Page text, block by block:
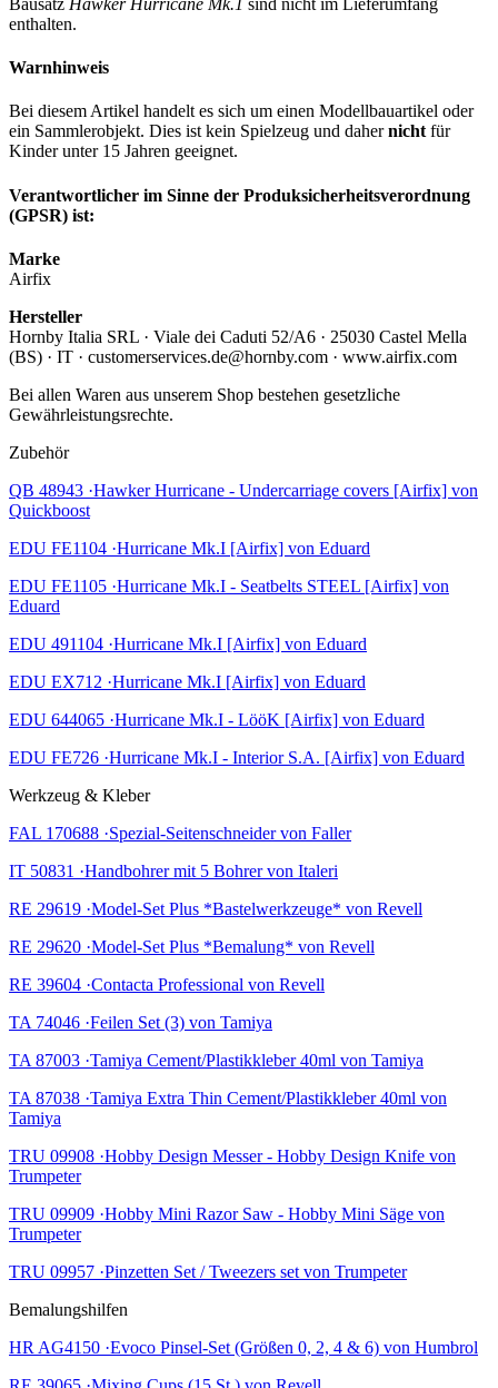
enthalten.
Warnhinweis
Bei diesem Artikel handelt es sich um einen Modellbauartikel oder
ein Sammlerobjekt. Dies ist kein Spielzeug und dahernicht für
Kinder unter 15 Jahren geeignet.
Verantwortlicher im Sinne der Produksicherheitsverordnung
(GPSR) ist:
Marke
Airfix
Hersteller
Hornby Italia SRL · Viale dei Caduti 52/A6 · 25030 Castel Mella
(BS) · IT · customerservices.de@hornby.com · www.airfix.com
Bei allen Waren aus unserem Shop bestehen gesetzliche
Gewährleistungsrechte.
Zubehör
QB 48943 ·Hawker Hurricane - Undercarriage covers [Airfix] von
Quickboost
EDU FE1104 ·Hurricane Mk.I [Airfix] von Eduard
EDU FE1105 ·Hurricane Mk.I - Seatbelts STEEL [Airfix] von
Eduard
EDU 491104 ·Hurricane Mk.I [Airfix] von Eduard
EDU EX712 ·Hurricane Mk.I [Airfix] von Eduard
EDU 644065 ·Hurricane Mk.I - LööK [Airfix] von Eduard
EDU FE726 ·Hurricane Mk.I - Interior S.A. [Airfix] von Eduard
Werkzeug & Kleber
FAL 170688 ·Spezial-Seitenschneider von Faller
IT 50831 ·Handbohrer mit 5 Bohrer von Italeri
RE 29619 ·Model-Set Plus *Bastelwerkzeuge* von Revell
RE 29620 ·Model-Set Plus *Bemalung* von Revell
RE 39604 ·Contacta Professional von Revell
TA 74046 ·Feilen Set (3) von Tamiya
TA 87003 ·Tamiya Cement/Plastikkleber 40ml von Tamiya
TA 87038 ·Tamiya Extra Thin Cement/Plastikkleber 40ml von
Tamiya
TRU 09908 ·Hobby Design Messer - Hobby Design Knife von
Trumpeter
TRU 09909 ·Hobby Mini Razor Saw - Hobby Mini Säge von
Trumpeter
TRU 09957 ·Pinzetten Set / Tweezers set von Trumpeter
Bemalungshilfen
HR AG4150 ·Evoco Pinsel-Set (Größen 0, 2, 4 & 6) von Humbrol